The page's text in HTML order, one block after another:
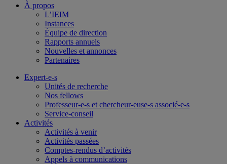
À propos
L’IEIM
Instances
Équipe de direction
Rapports annuels
Nouvelles et annonces
Partenaires
Expert-e-s
Unités de recherche
Nos fellows
Professeur-e-s et chercheur-euse-s associé-e-s
Service-conseil
Activités
Activités à venir
Activités passées
Comptes-rendus d’activités
Appels à communications